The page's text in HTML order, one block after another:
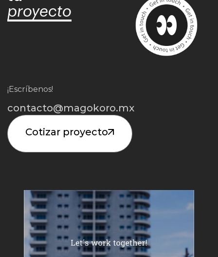
proyecto
¡Escríbenos!
contacto@magokoro.mx
Cotizar proyecto